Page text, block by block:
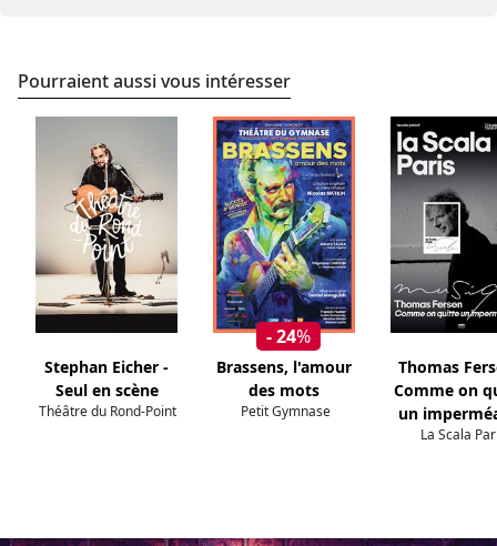
Pourraient aussi vous intéresser
Stephan Eicher -
Seul en scène
Théâtre du Rond-Point
- 24%
Brassens, l'amour
des mots
Petit Gymnase
Thomas
Comme on
un
La Scala